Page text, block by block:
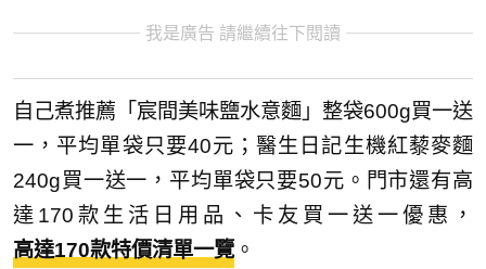
我是廣告 請繼續往下閱讀
自己煮推薦「宸間美味鹽水意麵」整袋600g買一送
一，平均單袋只要40元；醫生日記生機紅藜麥麵
240g買一送一，平均單袋只要50元。門市還有高
達170款生活日用品、卡友買一送一優惠，
高達170款特價清單一覽。